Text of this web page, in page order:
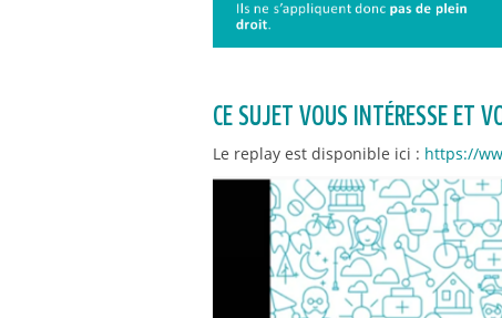
CE SUJET VOUS INTÉRESSE ET
Le replay est disponible ici : https://